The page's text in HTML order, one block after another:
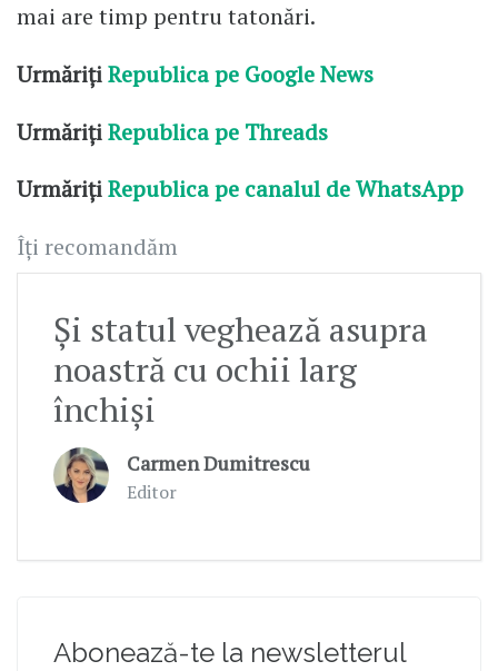
mai are timp pentru tatonări.
UrmărițiRepublica pe Google News
UrmărițiRepublica pe Threads
UrmărițiRepublica pe canalul de WhatsApp
Îți recomandăm
Și statul veghează asupra
noastră cu ochii larg
închiși
Carmen Dumitrescu
Editor
Abonează-te la newsletterul